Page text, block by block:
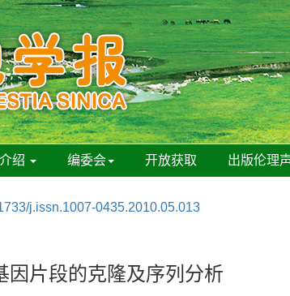
绍 编委会 开放获取 出版伦理
j.issn.1007-0435.2010.05.013
因片段的克隆及序列分析